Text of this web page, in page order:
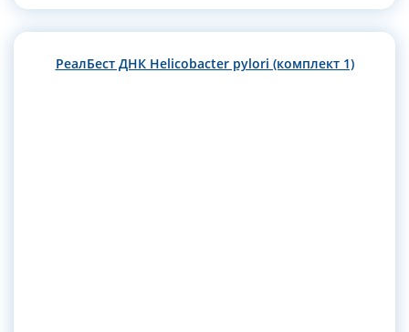
РеалБест ДНК Helicobacter pylori (комплект 1)